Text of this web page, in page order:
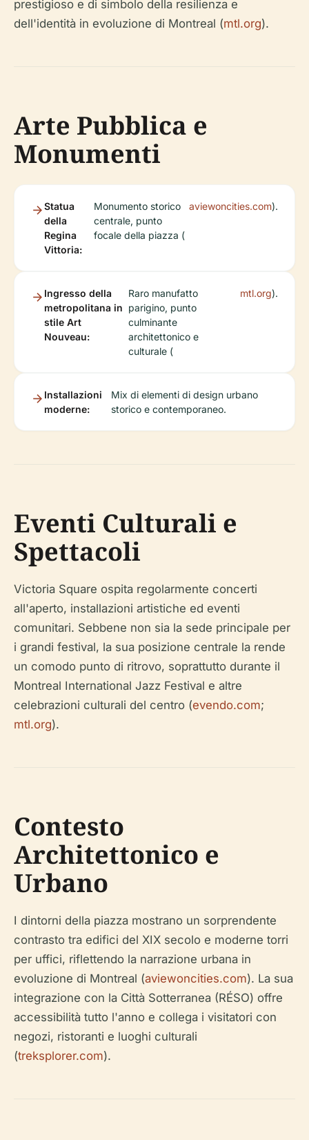
prestigioso e di simbolo della resilienza e
dell'identità in evoluzione di Montreal (mtl.org).
Arte Pubblica e
Monumenti
Statua
della
Regina
Vittoria:
Monumento storico
centrale, punto
focale della piazza (
aviewoncities.com).
Ingresso della
metropolitana in
stile Art
Nouveau:
Raro manufatto
parigino, punto
culminante
architettonico e
culturale (
mtl.org).
Installazioni
moderne:
Mix di elementi di design urbano
storico e contemporaneo.
Eventi Culturali e
Spettacoli
Victoria Square ospita regolarmente concerti
all'aperto, installazioni artistiche ed eventi
comunitari. Sebbene non sia la sede principale per
i grandi festival, la sua posizione centrale la rende
un comodo punto di ritrovo, soprattutto durante il
Montreal International Jazz Festival e altre
celebrazioni culturali del centro (evendo.com;
mtl.org).
Contesto
Architettonico e
Urbano
I dintorni della piazza mostrano un sorprendente
contrasto tra edifici del XIX secolo e moderne torri
per uffici, riflettendo la narrazione urbana in
evoluzione di Montreal (aviewoncities.com). La sua
integrazione con la Città Sotterranea (RÉSO) offre
accessibilità tutto l'anno e collega i visitatori con
negozi, ristoranti e luoghi culturali
(treksplorer.com).